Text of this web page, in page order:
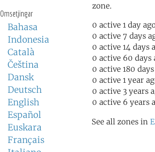
Omsetjingar
Bahasa
Indonesia
Català
Čeština
Dansk
Deutsch
English
Español
Euskara
Français
zone.
0 active 1 day
0 active 7 days
0 active 14 days
0 active 60 days
0 active 180
0 active 1 year
0 active 3 years
0 active 6 years
See all zones in